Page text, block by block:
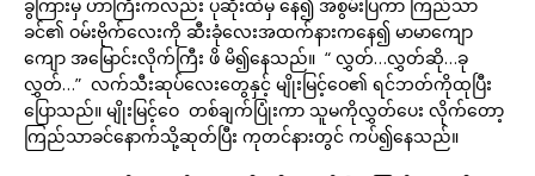
ခွကြားမှ ဟာကြီးကလည်း ပုဆိုးထဲမှ နေ၍ အစွမ်းပြကာ ကြည်သာ
ခင်၏ ဝမ်းဗိုက်လေးကို ဆီးခုံလေးအထက်နားကနေ၍ မာမာကျော
ကျော အမြောင်းလိုက်ကြီး ဖိ မိ၍နေသည်။ “ လွှတ်…လွှတ်ဆို…ခု
လွှတ်…” လက်သီးဆုပ်လေးတွေနှင့် မျိုးမြင့်ဝေ၏ ရင်ဘတ်ကိုထုပြီး
ပြောသည်။ မျိုးမြင့်ဝေ တစ်ချက်ပြုံးကာ သူမကိုလွှတ်ပေး လိုက်တော့
ကြည်သာခင်နောက်သို့ဆုတ်ပြီး ကုတင်နားတွင် ကပ်၍နေသည်။